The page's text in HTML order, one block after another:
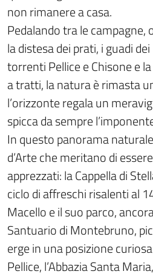
non rimanere a casa.
Pedalando tra le
la distesa dei prati, i guadi dei
torrenti Pellice e Chisone e
a tratti, la natura è rimasta
l’orizzonte regala un
spicca da sempre
In questo panorama
d’Arte che meritano di
apprezzati: la Cappella di
ciclo di affreschi risalenti al
Macello e il suo parco,
Santuario di Montebruno,
erge in una posizione
Pellice, l’Abbazia Santa